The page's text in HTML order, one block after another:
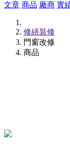
文章 商品 廠商 實
修繕裝修
門窗改修
商品